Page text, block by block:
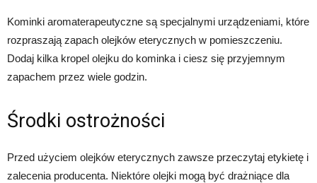
Kominki aromaterapeutyczne są specjalnymi urządzeniami, które
rozpraszają zapach olejków eterycznych w pomieszczeniu.
Dodaj kilka kropel olejku do kominka i ciesz się przyjemnym
zapachem przez wiele godzin.
Środki ostrożności
Przed użyciem olejków eterycznych zawsze przeczytaj etykietę i
zalecenia producenta. Niektóre olejki mogą być drażniące dla